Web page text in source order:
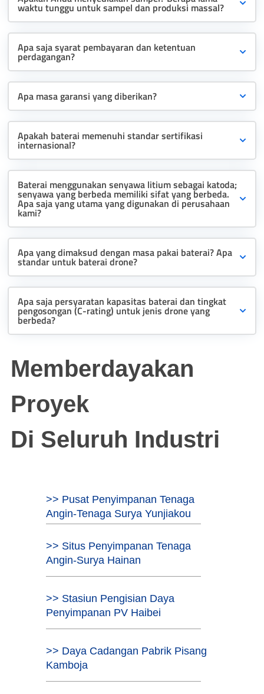
waktu tunggu untuk sampel dan produksi massal?
Apa saja syarat pembayaran dan ketentuan
perdagangan?
Apa masa garansi yang diberikan?
Apakah baterai memenuhi standar sertifikasi
internasional?
Baterai menggunakan senyawa litium sebagai katoda;
senyawa yang berbeda memiliki sifat yang berbeda.
Apa saja yang utama yang digunakan di perusahaan
kami?
Apa yang dimaksud dengan masa pakai baterai? Apa
standar untuk baterai drone?
Apa saja persyaratan kapasitas baterai dan tingkat
pengosongan (C-rating) untuk jenis drone yang
berbeda?
Memberdayakan
Proyek
Di Seluruh Industri
>> Pusat Penyimpanan Tenaga
Angin-Tenaga Surya Yunjiakou
>> Situs Penyimpanan Tenaga
Angin-Surya Hainan
>> Stasiun Pengisian Daya
Penyimpanan PV Haibei
>> Daya Cadangan Pabrik Pisang
Kamboja